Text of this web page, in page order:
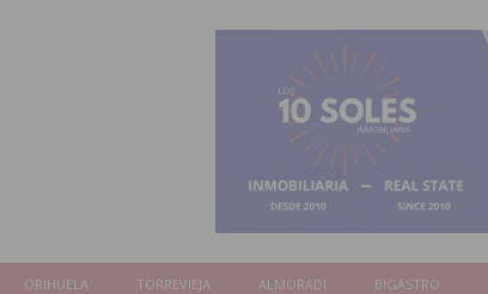
ORIHUELA TORREVIEJA ALMORADÍ BIGASTRO